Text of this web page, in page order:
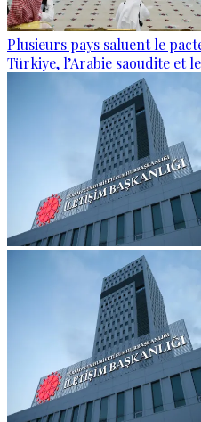
Plusieurs pays saluent le
Türkiye, l’Arabie saoudite et